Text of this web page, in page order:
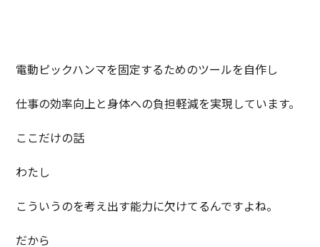
電動ピックハンマを固定するためのツールを自作し
仕事の効率向上と身体への負担軽減を実現しています。
ここだけの話
わたし
こういうのを考え出す能力に欠けてるんですよね。
だから